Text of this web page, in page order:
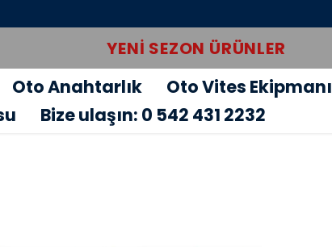
YENI SEZON ÜRÜNLER
Oto Anahtarlık
Oto Vites Ekipmanı
Bize ulaşın: 0 542 431 2232